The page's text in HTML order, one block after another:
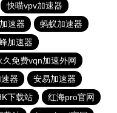
快喵vpv加速器
速器
蚂蚁加速器
加速器
久免费vqn加速外网
器
安易加速器
下载站
红海pro官网